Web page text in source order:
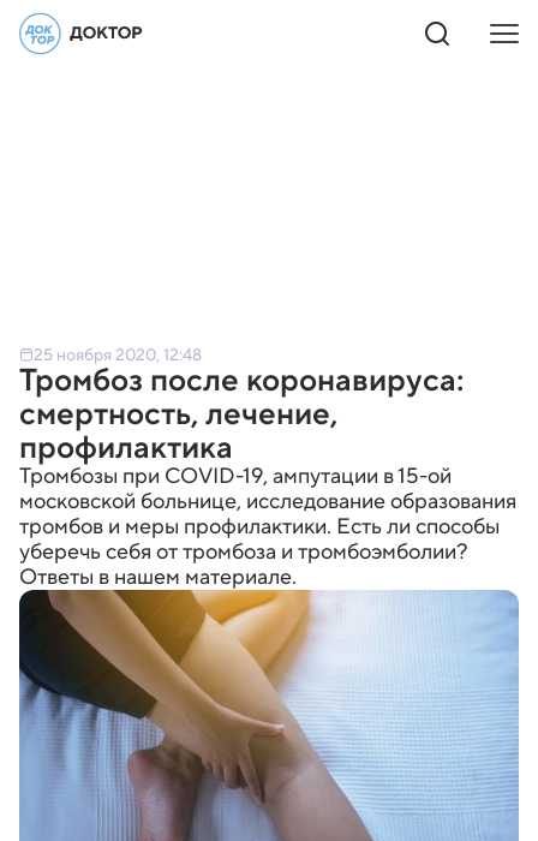
25 ноября 2020, 12:48
Тромбоз после коронавируса:
смертность, лечение,
профилактика
Тромбозы при COVID-19, ампутации в 15-ой
московской больнице, исследование образования
тромбов и меры профилактики. Есть ли способы
уберечь себя от тромбоза и тромбоэмболии?
Ответы в нашем материале.